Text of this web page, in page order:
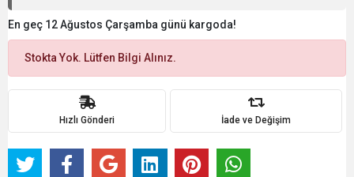
En geç 12 Ağustos Çarşamba günü kargoda!
Stokta Yok. Lütfen Bilgi Alınız.
Hızlı Gönderi İade ve Değişim